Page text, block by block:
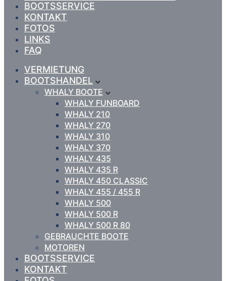
BOOTSSERVICE
KONTAKT
FOTOS
LINKS
FAQ
VERMIETUNG
BOOTSHANDEL
WHALY BOOTE
WHALY FUNBOARD
WHALY 210
WHALY 270
WHALY 310
WHALY 370
WHALY 435
WHALY 435 R
WHALY 450 CLASSIC
WHALY 455 / 455 R
WHALY 500
WHALY 500 R
WHALY 500 R 80
GEBRAUCHTE BOOTE
MOTOREN
BOOTSSERVICE
KONTAKT